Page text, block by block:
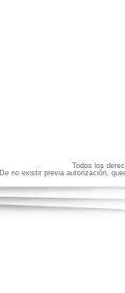
Todos los
no existir previa autorización,